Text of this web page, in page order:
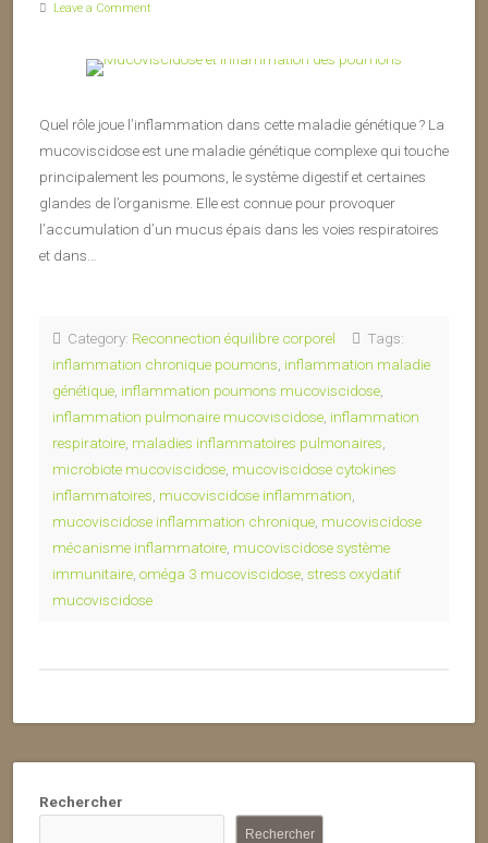
Leave a Comment
Quel rôle joue l’inflammation dans cette maladie génétique ? La
mucoviscidose est une maladie génétique complexe qui touche
principalement les poumons, le système digestif et certaines
glandes de l’organisme. Elle est connue pour provoquer
l’accumulation d’un mucus épais dans les voies respiratoires
et dans…
Category: Reconnection équilibre corporel
Tags:
inflammation chronique poumons inflammation maladie
génétique inflammation poumons mucoviscidose
inflammation pulmonaire mucoviscidose inflammation
respiratoire maladies inflammatoires pulmonaires
microbiote mucoviscidose mucoviscidose cytokines
inflammatoires mucoviscidose inflammation
mucoviscidose inflammation chronique mucoviscidose
mécanisme inflammatoire mucoviscidose système
immunitaire oméga 3 mucoviscidose stress oxydatif
mucoviscidose
Rechercher
Rechercher